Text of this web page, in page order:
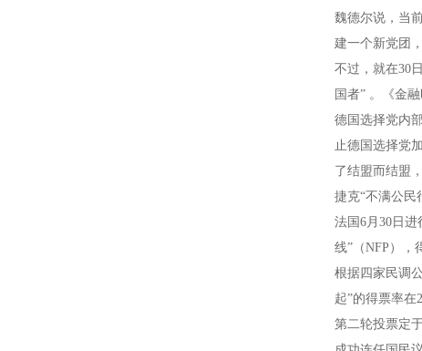
魏德尔说，当
建一个新党团
不过，就在30
国者” 。《金
德国选择党内
止德国选择党
了结盟而结盟
捷克“不满公民
法国6月30日
线”（NFP），
根据四家民调
起”的得票率在
第二轮投票定